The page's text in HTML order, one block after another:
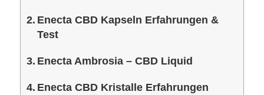
Enecta CBD Kapseln Erfahrungen &
Test
Enecta Ambrosia – CBD Liquid
Enecta CBD Kristalle Erfahrungen